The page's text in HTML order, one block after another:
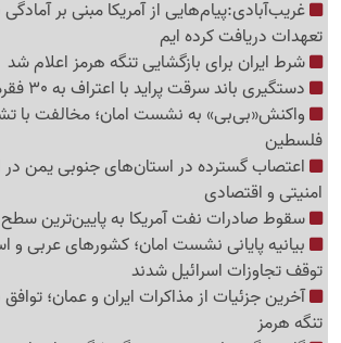
غریب‌آبادی:پیام‌هایی از آمریکا مبنی بر
تعهدات دریافت کرده ایم
شرط ایران برای بازگشایی تنگه هرمز اعلام شد
دستگیری باند سرقت پراید با اعتراف به 30 فقره سرقت
واکنش«بی‌بی» به نشست امان؛ مخالفت با
فلسطین
اعتصاب گسترده در استان‌های جنوبی یمن
امنیتی و اقتصادی
سقوط صادرات نفت آمریکا به پایین‌ترین سطح در 8 ماه
بیانیه پایانی نشست امان؛ کشورهای عربی و
توقف تجاوزات اسرائیل شدند
آخرین جزئیات از مذاکرات ایران و عمان؛
تنگه هرمز